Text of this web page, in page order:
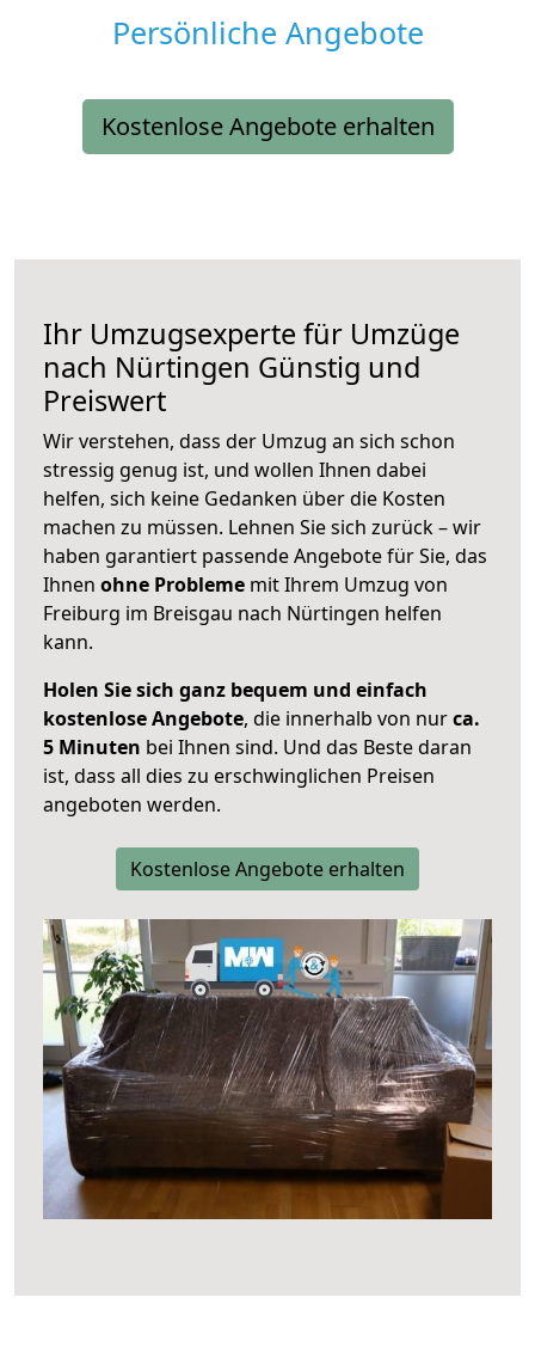
Persönliche Angebote
Kostenlose Angebote erhalten
Ihr Umzugsexperte für Umzüge
nach Nürtingen Günstig und
Preiswert
Wir verstehen, dass der Umzug an sich schon
stressig genug ist, und wollen Ihnen dabei
helfen, sich keine Gedanken über die Kosten
machen zu müssen. Lehnen Sie sich zurück – wir
haben garantiert passende Angebote für Sie, das
Ihnen ohne Probleme mit Ihrem Umzug von
Freiburg im Breisgau nach Nürtingen helfen
kann.
Holen Sie sich ganz bequem und einfach
kostenlose Angebote, die innerhalb von nurca.
5 Minuten bei Ihnen sind. Und das Beste daran
ist, dass all dies zu erschwinglichen Preisen
angeboten werden.
Kostenlose Angebote erhalten